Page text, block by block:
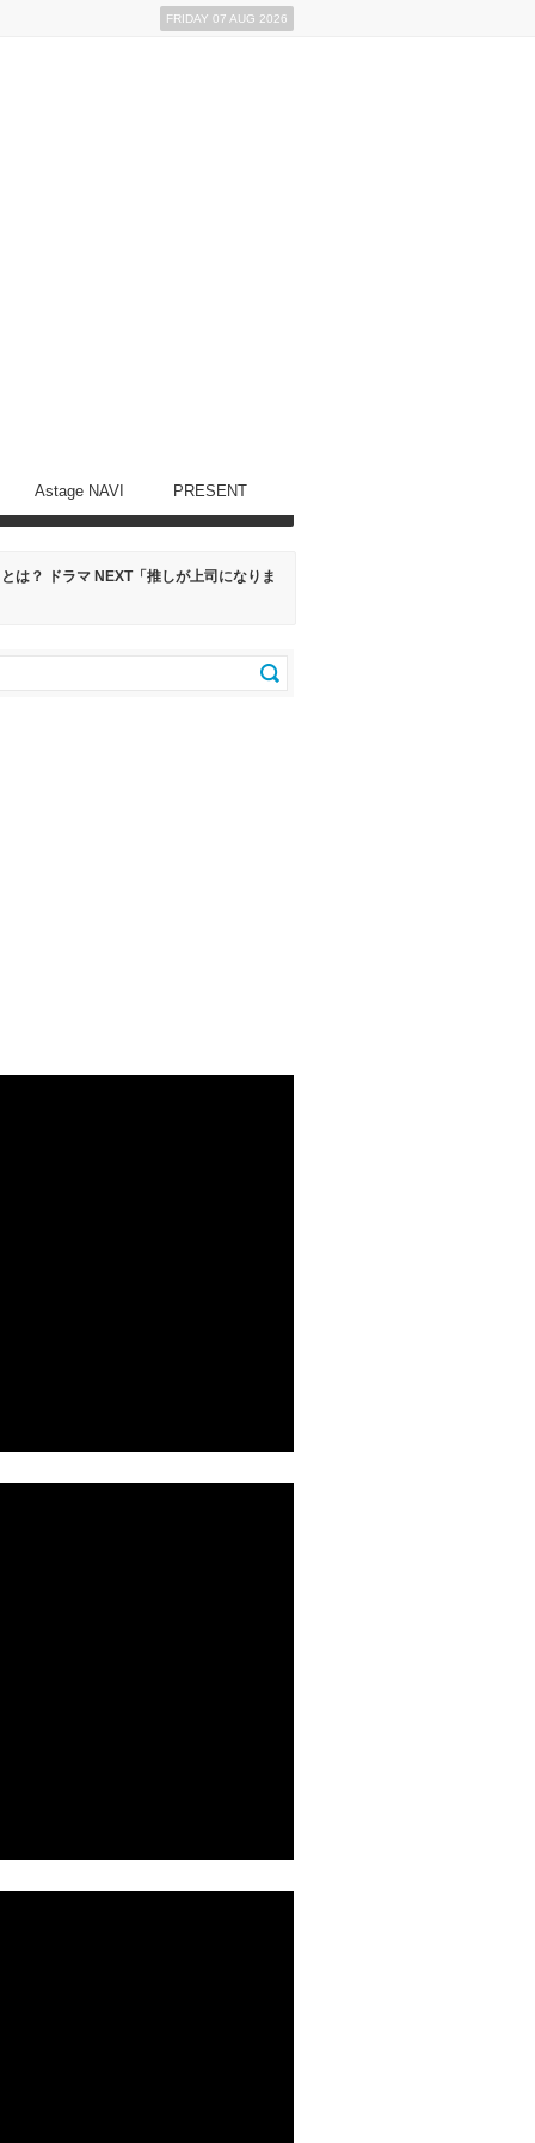
FRIDAY 07 AUG 2026
Astage NAVI PRESENT
は？ ドラマ NEXT「推しが上司になりま